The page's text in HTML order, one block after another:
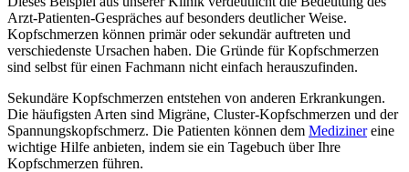
Arzt-Patienten-Gespräches auf besonders deutlicher Weise.
Kopfschmerzen können primär oder sekundär auftreten und
verschiedenste Ursachen haben. Die Gründe für Kopfschmerzen
sind selbst für einen Fachmann nicht einfach herauszufinden.
Sekundäre Kopfschmerzen entstehen von anderen Erkrankungen.
Die häufigsten Arten sind Migräne, Cluster-Kopfschmerzen und der
Spannungskopfschmerz. Die Patienten können dem Medizinereine
wichtige Hilfe anbieten, indem sie ein Tagebuch über Ihre
Kopfschmerzen führen.